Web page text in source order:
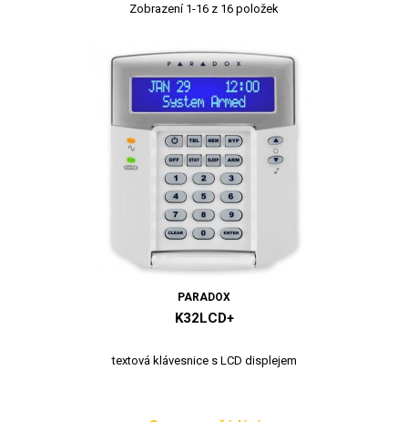
Zobrazení 1-16 z 16 položek
PARADOX
K32LCD+
textová klávesnice s LCD displejem